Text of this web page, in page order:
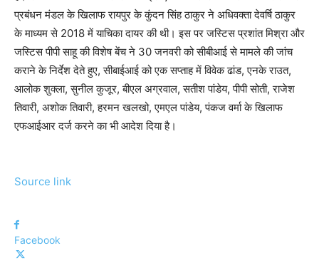
प्रबंधन मंडल के खिलाफ रायपुर के कुंदन सिंह ठाकुर ने अधिवक्ता देवर्षि ठाकुर
के माध्यम से 2018 में याचिका दायर की थी। इस पर जस्टिस प्रशांत मिश्रा और
जस्टिस पीपी साहू की विशेष बेंच ने 30 जनवरी को सीबीआई से मामले की जांच
कराने के निर्देश देते हुए, सीबाईआई को एक सप्ताह में विवेक ढांड, एनके राउत,
आलोक शुक्ला, सुनील कुजूर, बीएल अग्रवाल, सतीश पांडेय, पीपी सोती, राजेश
तिवारी, अशोक तिवारी, हरमन खलखो, एमएल पांडेय, पंकज वर्मा के खिलाफ
एफआईआर दर्ज करने का भी आदेश दिया है।
Source link
Facebook